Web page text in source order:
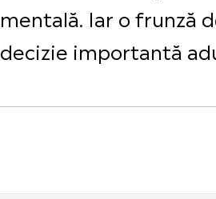
mentală. Iar o frunză
decizie importantă